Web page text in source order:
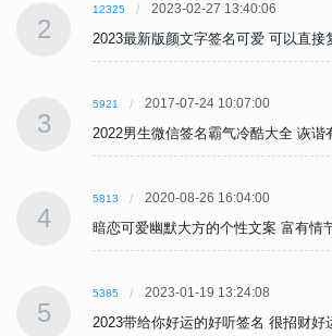
2
12325 2023-02-27 13:40:06
2023最新版颜文字签名可爱 可以直接
3
5921 2017-07-24 10:07:00
2022男生微信签名霸气冷酷大全 诙谐
4
5813 2020-08-26 16:04:00
暗恋可爱幽默大方的个性文案 富有情
5
5385 2023-01-19 13:24:08
2023带给你好运的好听签名 很招财好